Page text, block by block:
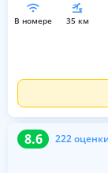
в номере 35 км
8.6 222
8.6 222 оценки